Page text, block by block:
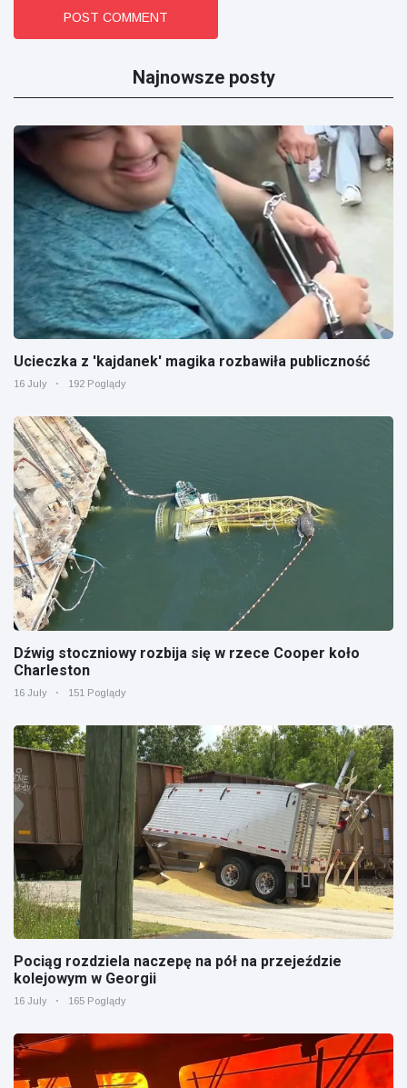
POST COMMENT
Najnowsze posty
Ucieczka z 'kajdanek' magika rozbawiła publiczność
16 July 192 Poglądy
Dźwig stoczniowy rozbija się w rzece Cooper koło
Charleston
16 July 151 Poglądy
Pociąg rozdziela naczepę na pół na przejeździe
kolejowym w Georgii
16 July 165 Poglądy